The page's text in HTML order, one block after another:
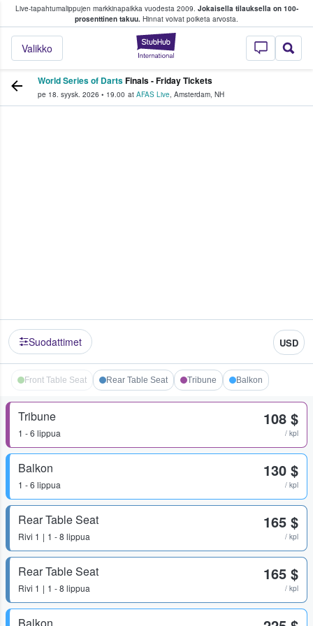
Live-tapahtumalippujen markkinapaikka vuodesta 2009. Jokaisella tilauksella on 100-
prosenttinen takuu. Hinnat voivat poiketa arvosta.
StubHub -
Valikko
fanit ostavat ja myyvät lippuja
World Series of DartsFinals - Friday Tickets
pe 18. syysk. 2026 • 19.00 at AFAS Live, Amsterdam, NH
Suodattimet USD
Front Table Seat Rear Table Seat Tribune Balkon
Tribune
1 - 6 lippua
108 $
/ kpl
Balkon
1 - 6 lippua
130 $
/ kpl
Rear Table Seat
Rivi 1 1 - 8 lippua
165 $
/ kpl
Rear Table Seat
Rivi 1 1 - 8 lippua
165 $
/ kpl